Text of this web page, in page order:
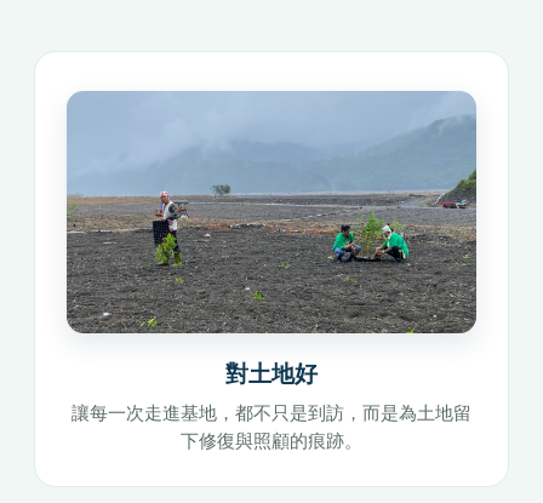
對土地好
讓每一次走進基地，都不只是到訪，而是為土地留
下修復與照顧的痕跡。